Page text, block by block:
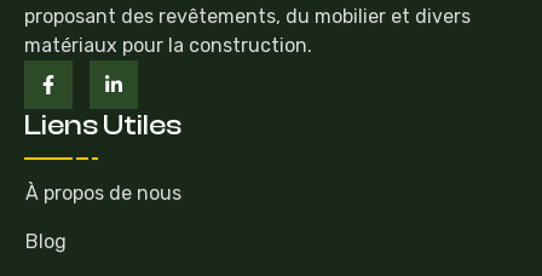
proposant des revêtements, du mobilier et divers
matériaux pour la construction.
Liens Utiles
À propos de nous
Blog